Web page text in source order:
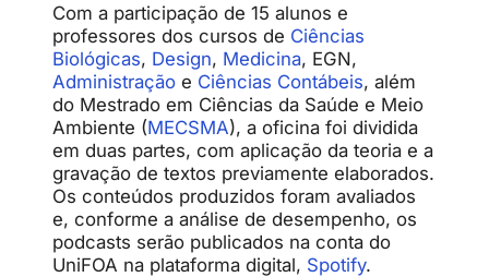
Com a participação de 15 alunos e
professores dos cursos de Ciências
Biológicas, Design, Medicina, EGN,
Administração e Ciências Contábeis, além
do Mestrado em Ciências da Saúde e Meio
Ambiente (MECSMA), a oficina foi dividida
em duas partes, com aplicação da teoria e a
gravação de textos previamente elaborados.
Os conteúdos produzidos foram avaliados
e, conforme a análise de desempenho, os
podcasts serão publicados na conta do
UniFOA na plataforma digital, Spotify.